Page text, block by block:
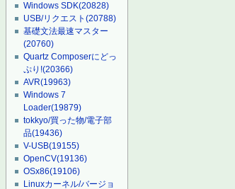
Windows SDK(20828)
USB/リクエスト(20788)
基礎文法最速マスター
(20760)
Quartz Composerにどっ
ぷり!(20366)
AVR(19963)
Windows 7
Loader(19879)
tokkyo/買った物/電子部
品(19436)
V-USB(19155)
OpenCV(19136)
OSx86(19106)
Linuxカーネル/バージョ